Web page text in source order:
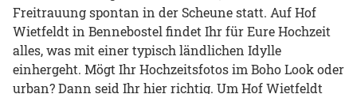
Freitrauung spontan in der Scheune statt. Auf Hof
Wietfeldt in Bennebostel findet Ihr für Eure Hochzeit
alles, was mit einer typisch ländlichen Idylle
einhergeht. Mögt Ihr Hochzeitsfotos im Boho Look oder
urban? Dann seid Ihr hier richtig. Um Hof Wietfeldt